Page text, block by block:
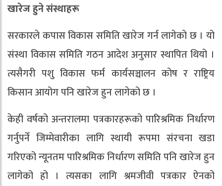
खारेज हुने संस्थाहरू
सरकारले कपास विकास समिति खारेज गर्न लागेको छ । यो
संस्था विकास समिति गठन आदेश अनुसार स्थापित थियो ।
त्यसैगरी पशु विकास फर्म कार्यसञ्चालन कोष र राष्ट्रिय
किसान आयोग पनि खारेज हुन लागेको छ ।
केही वर्षको अन्तरालमा पत्रकारहरूको पारिश्रमिक निर्धारण
गर्नुपर्ने जिम्मेवारीका लागि स्थायी रूपमा संरचना खडा
गरिएको न्यूनतम पारिश्रमिक निर्धारण समिति पनि खारेज हुन
लागेको हो । त्यसका लागि श्रमजीवी पत्रकार ऐनको